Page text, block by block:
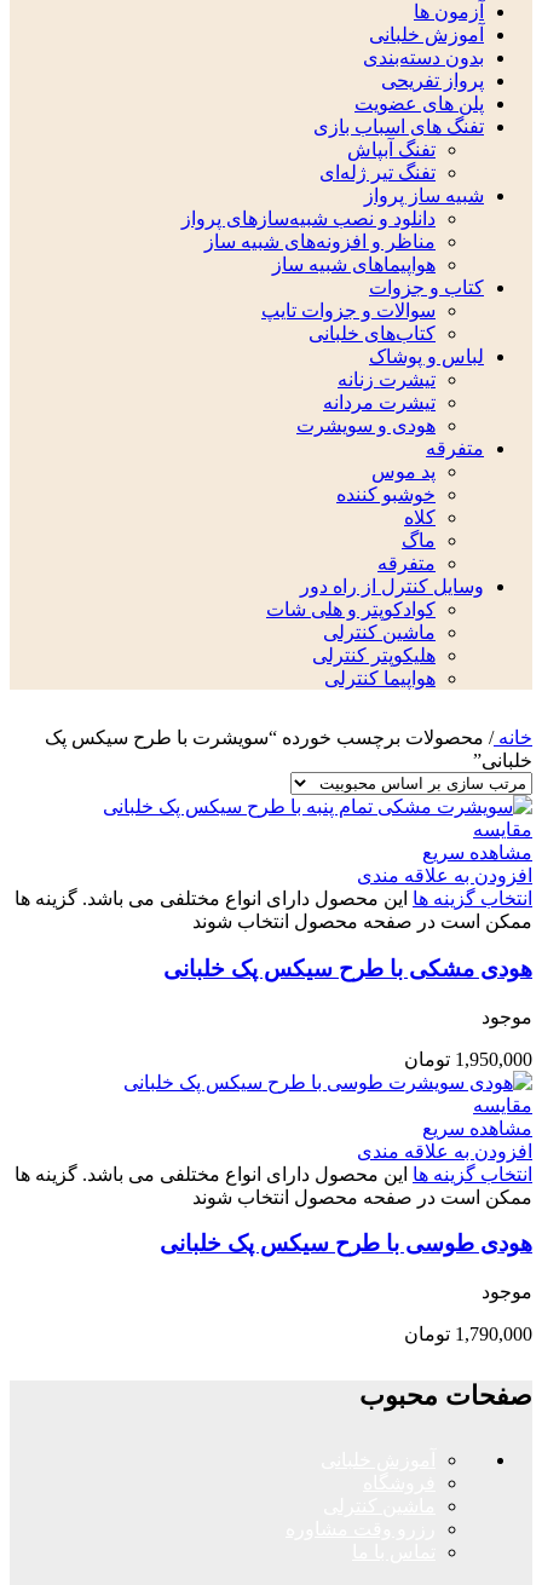
آزمون ها
آموزش خلبانی
بدون دسته‌بندی
پرواز تفریحی
پلن های عضویت
تفنگ های اسباب بازی
تفنگ آبپاش
تفنگ تیر ژله‌ای
شبیه ساز پرواز
دانلود و نصب شبیه‌سازهای پرواز
مناظر و افزونه‌های شبیه ساز
هواپیماهای شبیه ساز
کتاب و جزوات
سوالات و جزوات تایپ
کتاب‌های خلبانی
لباس و پوشاک
تیشرت زنانه
تیشرت مردانه
هودی و سویشرت
متفرقه
پد موس
خوشبو کننده
کلاه
ماگ
متفرقه
وسایل کنترل از راه دور
کوادکوپتر و هلی شات
ماشین کنترلی
هلیکوپتر کنترلی
هواپیما کنترلی
خانه/ محصولات برچسب خورده “سویشرت با طرح سیکس پک
خلبانی”
مقایسه
مشاهده سریع
افزودن به علاقه مندی
انتخاب گزینه ها این محصول دارای انواع مختلفی می باشد. گزینه ها
ممکن است در صفحه محصول انتخاب شوند
هودی مشکی با طرح سیکس پک خلبانی
موجود
1,950,000 تومان
مقایسه
مشاهده سریع
افزودن به علاقه مندی
انتخاب گزینه ها این محصول دارای انواع مختلفی می باشد. گزینه ها
ممکن است در صفحه محصول انتخاب شوند
هودی طوسی با طرح سیکس پک خلبانی
موجود
1,790,000 تومان
صفحات محبوب